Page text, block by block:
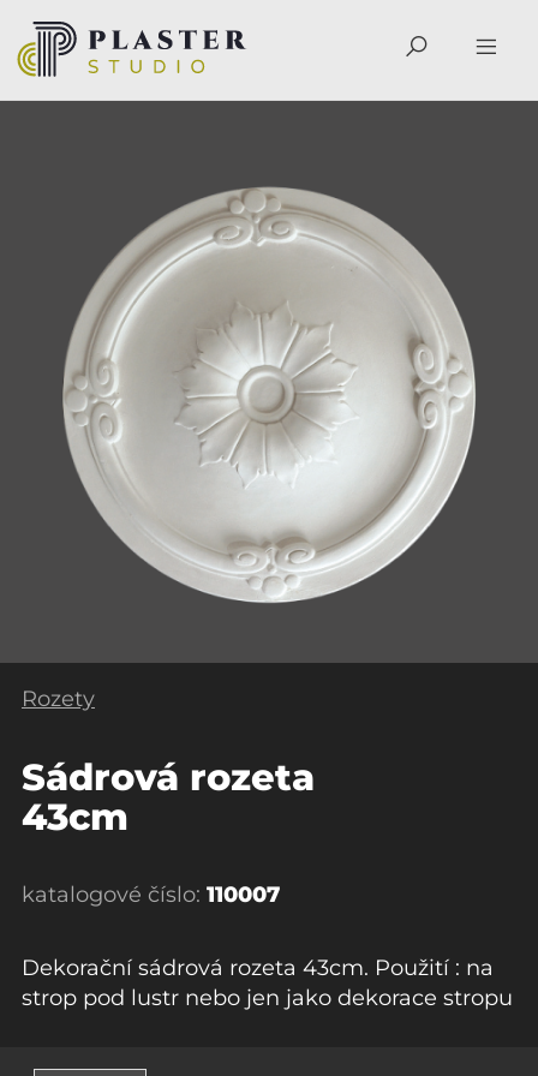
Rozety
Sádrová rozeta
43cm
katalogové číslo: 110007
Dekorační sádrová rozeta 43cm. Použití : na
strop pod lustr nebo jen jako dekorace stropu